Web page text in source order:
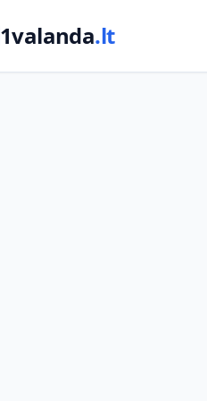
1valanda.lt